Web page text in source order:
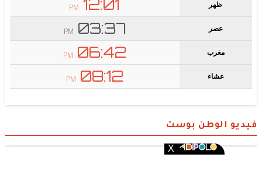
فيديو الوطن بوست